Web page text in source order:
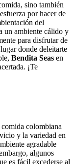
sino también
por hacer de
del
un ambiente cálido y
para disfrutar de
donde deleitarte
Bendita Seas en
¡Te
colombiana
y la variedad en
agradable
algunos
es fácil excederse al